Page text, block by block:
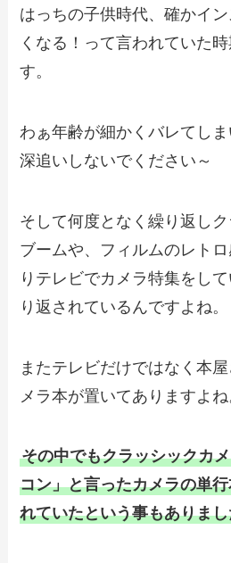
はっちの子供時代、確かイ
くなる！って言われていた
す。
わぁ年齢が細かくバレてしま
深追いしないでください～
そして何度となく繰り返し
ブームや、フィルムのレト
りテレビでカメラ特集をし
り返されているんですよね。
またテレビだけではなく本
メラ本が置いてありますよね
その中でもクラッシックカ
コン」と言ったカメラの単
れていたという事もありま